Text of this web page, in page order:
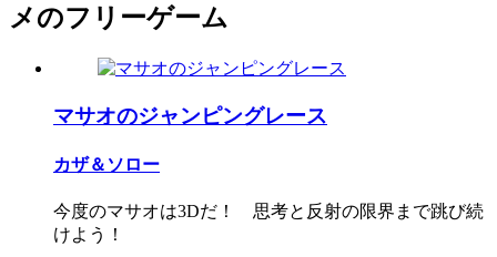
メのフリーゲーム
マサオのジャンピングレース
カザ＆ソロー
今度のマサオは3Dだ！ 思考と反射の限界まで跳び続
けよう！